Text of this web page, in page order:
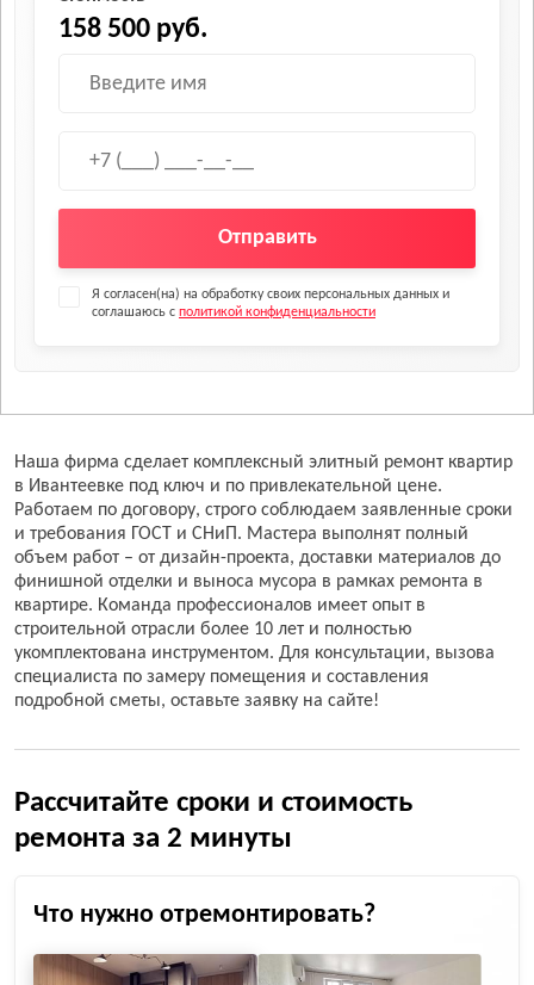
158 500 руб.
Отправить
Я согласен(на) на обработку своих персональных данных и
соглашаюсь с политикой конфиденциальности
Наша фирма сделает комплексный элитный ремонт квартир
в Ивантеевке под ключ и по привлекательной цене.
Работаем по договору, строго соблюдаем заявленные сроки
и требования ГОСТ и СНиП. Мастера выполнят полный
объем работ – от дизайн-проекта, доставки материалов до
финишной отделки и выноса мусора в рамках ремонта в
квартире. Команда профессионалов имеет опыт в
строительной отрасли более 10 лет и полностью
укомплектована инструментом. Для консультации, вызова
специалиста по замеру помещения и составления
подробной сметы, оставьте заявку на сайте!
Рассчитайте сроки и стоимость
ремонта за 2 минуты
Что нужно отремонтировать?